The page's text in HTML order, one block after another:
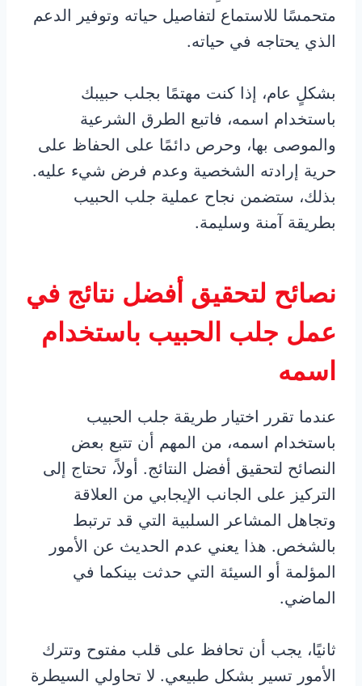
متحمسًا للاستماع لتفاصيل حياته وتوفير الدعم
الذي يحتاجه في حياته.
بشكلٍ عام، إذا كنت مهتمًا بجلب حبيبك
باستخدام اسمه، فاتبع الطرق الشرعية
والموصى بها، وحرص دائمًا على الحفاظ على
حرية إرادته الشخصية وعدم فرض شيء عليه.
بذلك، ستضمن نجاح عملية جلب الحبيب
بطريقة آمنة وسليمة.
نصائح لتحقيق أفضل نتائج في
عمل جلب الحبيب باستخدام
اسمه
عندما تقرر اختيار طريقة جلب الحبيب
باستخدام اسمه، من المهم أن تتبع بعض
النصائح لتحقيق أفضل النتائج. أولاً، تحتاج إلى
التركيز على الجانب الإيجابي من العلاقة
وتجاهل المشاعر السلبية التي قد ترتبط
بالشخص. هذا يعني عدم الحديث عن الأمور
المؤلمة أو السيئة التي حدثت بينكما في
الماضي.
ثانيًا، يجب أن تحافظ على قلب مفتوح وتترك
الأمور تسير بشكل طبيعي. لا تحاولي السيطرة